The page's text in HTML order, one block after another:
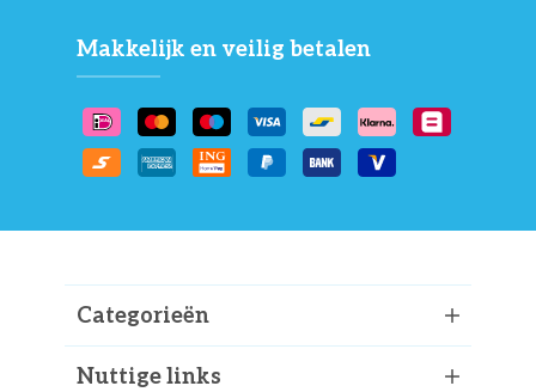
Makkelijk en veilig betalen
Categorieën
Nuttige links